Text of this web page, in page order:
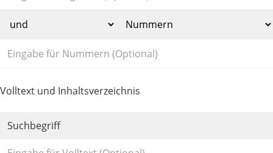
Volltext und Inhaltsverzeichnis
Suchbegriff